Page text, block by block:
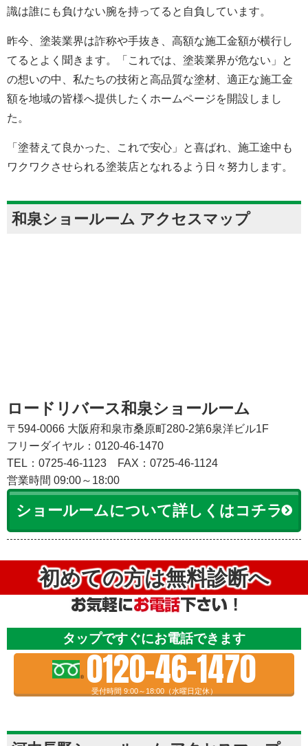
識は誰にも負けない腕を持ってると自負しています。
昨今、塗装業界は詐称や手抜き、高額な施工金額が横行し
てるとよく聞きます。「これでは、塗装業界が危ない」と
の想いの中、私たちの技術と高品質な塗材、適正な施工金
額を地域の皆様へ提供したくホームページを開設しまし
た。
「塗替えて良かった、これで安心」と喜ばれ、施工途中も
ワクワクさせられる塗装店となれるよう日々努力します。
和泉ショールーム アクセスマップ
ロードリバース和泉ショールーム
〒594-0066 大阪府和泉市桑原町280-2第6泉洋ビル1F
フリーダイヤル：0120-46-1470
TEL：0725-46-1123
FAX：0725-46-1124
営業時間 09:00～18:00
ショールームについて詳しくはコチラ
初めての方は無料診断へ
タップですぐにお電話できます
0120-46-1470
受付時間 9:00～18:00（水曜日定休）